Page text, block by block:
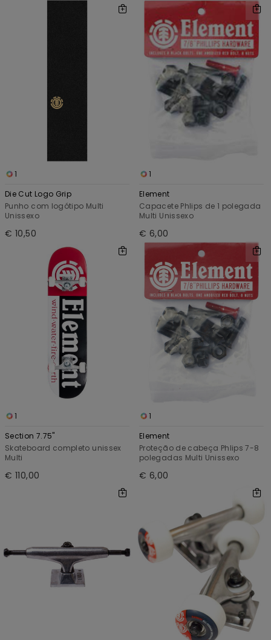
1
Die Cut Logo Grip
Punho com logótipo Multi
Unissexo
€ 10,50
1
Element
Capacete Phlips de 1 polegada
Multi Unissexo
€ 6,00
1
Section 7.75"
Skateboard completo unissex
Multi
€ 110,00
1
Element
Proteção de cabeça Phlips 7-8
polegadas Multi Unissexo
€ 6,00